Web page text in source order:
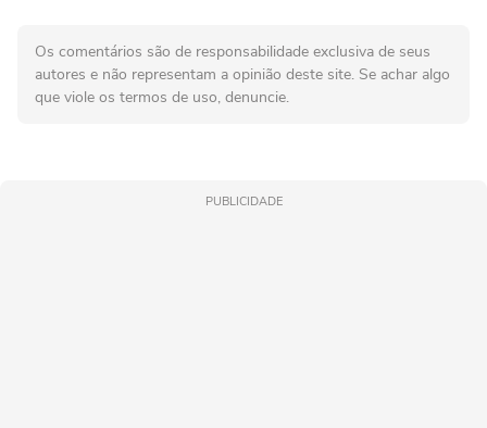
Os comentários são de responsabilidade exclusiva de seus
autores e não representam a opinião deste site. Se achar algo
que viole os termos de uso, denuncie.
PUBLICIDADE